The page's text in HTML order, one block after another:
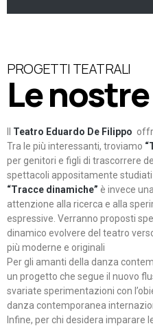
PROGETTI TEATRALI
Le
Teatro Eduardo De Filippo
Tra le più interessanti, troviamo
per genitori e figli di trascorrere
spettacoli appositamente studiati
“Tracce dinamiche” è invece
attenzione alla ricerca e alla
espressive. Verranno proposti
dinamico evolvere del teatro
più moderne e originali
Per gli amanti della danza
un progetto che segue il nuovo
svariate sperimentazioni con
danza contemporanea
Infine, per chi desidera imparare